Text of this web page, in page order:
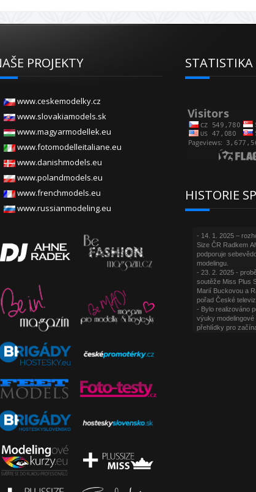
PROJEKTY
www.ceskemodelky.cz
www.slovakiamodels.sk
www.magyarmodellek.eu
www.fotomodelleitaliane.eu
www.danishmodels.eu
www.polandmodels.eu
www.frenchmodels.eu
www.russianmodeling.eu
STATISTIKA
HISTORIE